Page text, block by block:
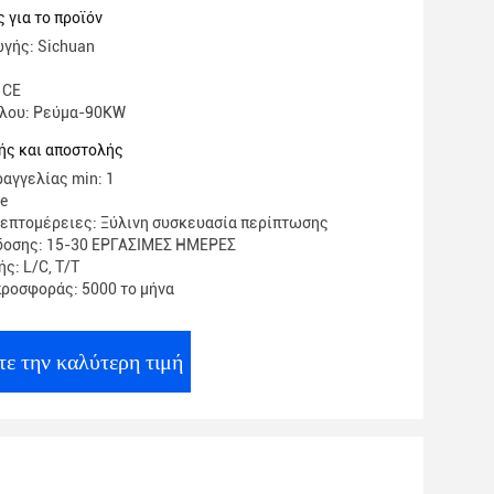
το προϊόν
Sichuan
Ρεύμα-90KW
και αποστολής
min: 1
Ξύλινη συσκευασία περίπτωσης
15-30 ΕΡΓΑΣΙΜΕΣ ΗΜΕΡΕΣ
L/C, T/T
5000 το μήνα
την καλύτερη τιμή